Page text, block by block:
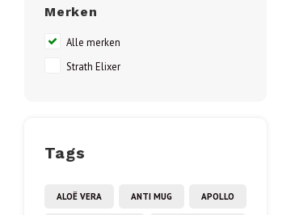
Merken
Alle merken
Strath Elixer
Tags
ALOË VERA ANTI MUG APOLLO